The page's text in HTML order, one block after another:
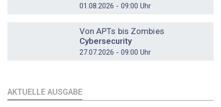
01.08.2026 - 09:00 Uhr
Von APTs bis Zombies
Cybersecurity
27.07.2026 - 09:00 Uhr
AKTUELLE AUSGABE